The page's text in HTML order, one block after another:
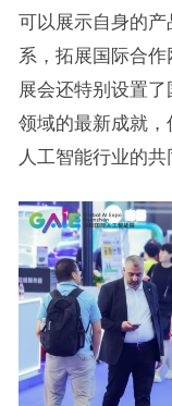
可以展示自身的
系，拓展国际合作
展会还特别设置
领域的最新成就
人工智能行业的共